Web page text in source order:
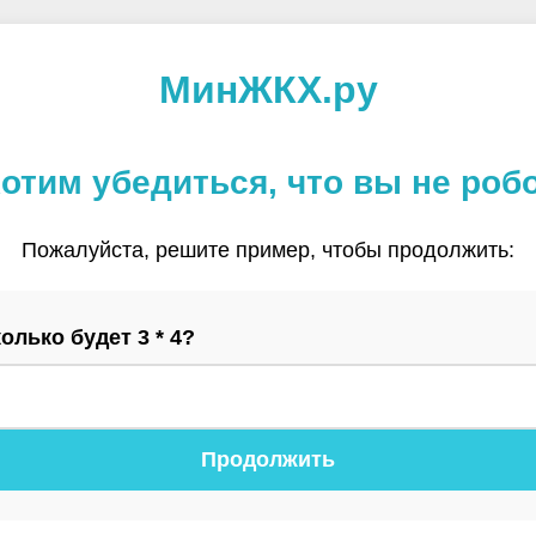
МинЖКХ.ру
убедиться, что вы не
Пожалуйста, решите пример, чтобы продолжить:
будет 3 * 4?
Продолжить